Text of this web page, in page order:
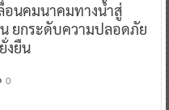
อนคมนาคมทางน้ำสู่
ยกระดับความปลอดภัย
งยืน
0